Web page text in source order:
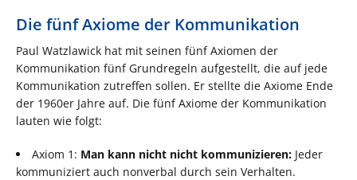
Die fünf Axiome der Kommunikation
Paul Watzlawick hat mit seinen fünf Axiomen der
Kommunikation fünf Grundregeln aufgestellt, die auf jede
Kommunikation zutreffen sollen. Er stellte die Axiome Ende
der 1960er Jahre auf. Die fünf Axiome der Kommunikation
lauten wie folgt:
Axiom 1: Man kann nicht nicht kommunizieren: Jeder
kommuniziert auch nonverbal durch sein Verhalten.